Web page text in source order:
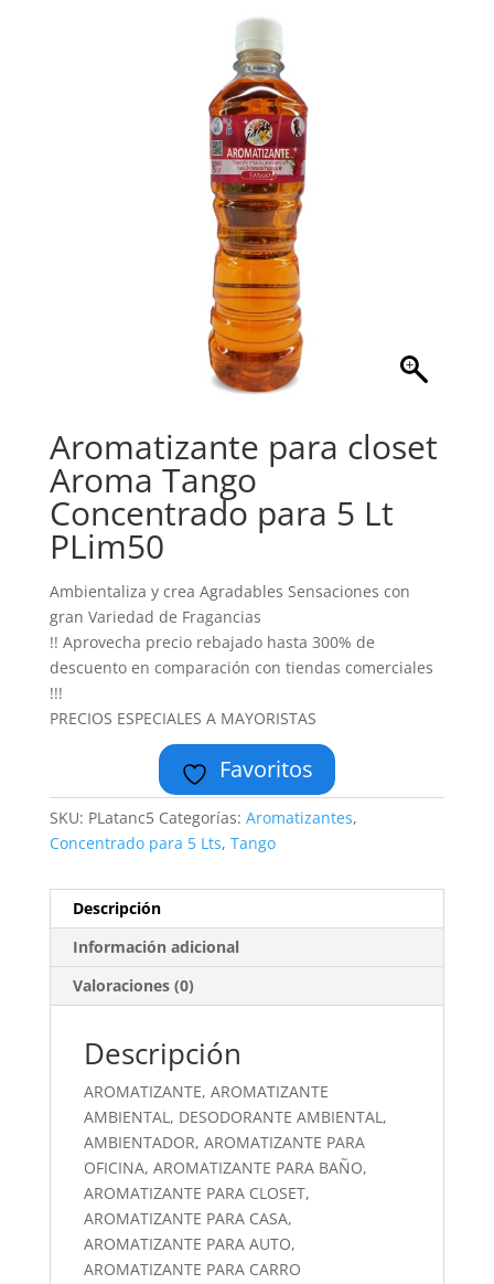
Aromatizante para closet
Aroma Tango
Concentrado para 5 Lt
PLim50
Ambientaliza y crea Agradables Sensaciones con
gran Variedad de Fragancias
!! Aprovecha precio rebajado hasta 300% de
descuento en comparación con tiendas comerciales
!!!
PRECIOS ESPECIALES A MAYORISTAS
Favoritos
SKU: PLatanc5 Categorías: Aromatizantes,
Concentrado para 5 Lts, Tango
Descripción
Información adicional
Valoraciones (0)
Descripción
AROMATIZANTE, AROMATIZANTE
AMBIENTAL, DESODORANTE AMBIENTAL,
AMBIENTADOR, AROMATIZANTE PARA
OFICINA, AROMATIZANTE PARA BAÑO,
AROMATIZANTE PARA CLOSET,
AROMATIZANTE PARA CASA,
AROMATIZANTE PARA AUTO,
AROMATIZANTE PARA CARRO